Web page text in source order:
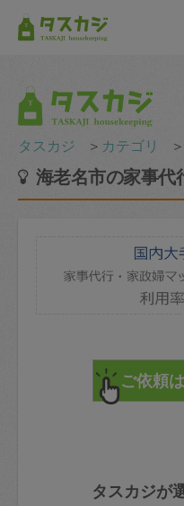
タスカジ ＞ カテゴリ ＞
海老名市の家事代
タスカジが